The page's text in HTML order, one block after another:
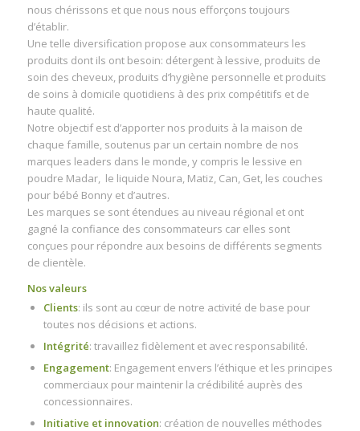
nous chérissons et que nous nous efforçons toujours
d’établir.
Une telle diversification propose aux consommateurs les
produits dont ils ont besoin: détergent à lessive, produits de
soin des cheveux, produits d’hygiène personnelle et produits
de soins à domicile quotidiens à des prix compétitifs et de
haute qualité.
Notre objectif est d’apporter nos produits à la maison de
chaque famille, soutenus par un certain nombre de nos
marques leaders dans le monde, y compris le lessive en
poudre Madar, le liquide Noura, Matiz, Can, Get, les couches
pour bébé Bonny et d’autres.
Les marques se sont étendues au niveau régional et ont
gagné la confiance des consommateurs car elles sont
conçues pour répondre aux besoins de différents segments
de clientèle.
Nos valeurs
Clients: ils sont au cœur de notre activité de base pour
toutes nos décisions et actions.
Intégrité: travaillez fidèlement et avec responsabilité.
Engagement: Engagement envers l’éthique et les principes
commerciaux pour maintenir la crédibilité auprès des
concessionnaires.
Initiative et innovation: création de nouvelles méthodes